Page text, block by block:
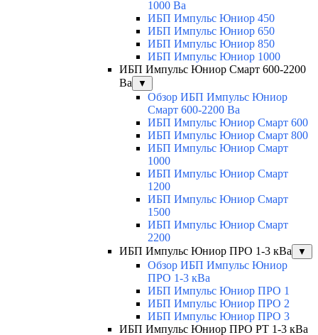
1000 Ва
ИБП Импульс Юниор 450
ИБП Импульс Юниор 650
ИБП Импульс Юниор 850
ИБП Импульс Юниор 1000
ИБП Импульс Юниор Смарт 600-2200
Ва
▼
Обзор ИБП Импульс Юниор
Смарт 600-2200 Ва
ИБП Импульс Юниор Смарт 600
ИБП Импульс Юниор Смарт 800
ИБП Импульс Юниор Смарт
1000
ИБП Импульс Юниор Смарт
1200
ИБП Импульс Юниор Смарт
1500
ИБП Импульс Юниор Смарт
2200
ИБП Импульс Юниор ПРО 1-3 кВа
▼
Обзор ИБП Импульс Юниор
ПРО 1-3 кВа
ИБП Импульс Юниор ПРО 1
ИБП Импульс Юниор ПРО 2
ИБП Импульс Юниор ПРО 3
ИБП Импульс Юниор ПРО РТ 1-3 кВа